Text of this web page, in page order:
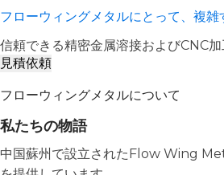
フローウィングメタルにとって、複
信頼できる精密金属溶接およびCNC
見積依頼
フローウィングメタルについて
私たちの物語
中国蘇州で設立されたFlow Wing